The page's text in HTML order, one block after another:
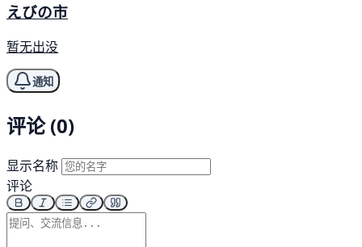
えびの市
暂无出没
通知
评论 (0)
显示名称
评论